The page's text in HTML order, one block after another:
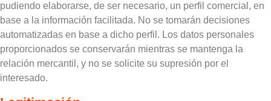
pudiendo elaborarse, de ser necesario, un perfil comercial, en
base a la información facilitada. No se tomarán decisiones
automatizadas en base a dicho perfil. Los datos personales
proporcionados se conservarán mientras se mantenga la
relación mercantil, y no se solicite su supresión por el
interesado.